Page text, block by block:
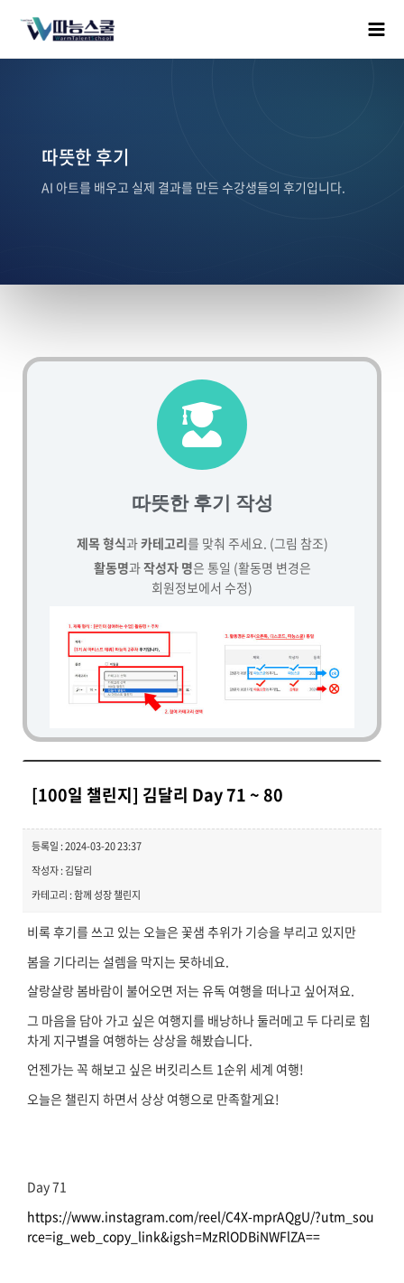
따뜻한 후기
AI 아트를 배우고 실제 결과를 만든 수강생들의 후기입니다.
따뜻한 후기 작성
제목 형식과카테고리를 맞춰 주세요. (그림 참조)
활동명과작성자 명은 통일 (활동명 변경은
회원정보에서 수정)
[100일 챌린지] 김달리 Day 71 ~ 80
등록일 : 2024-03-20 23:37
작성자 : 김달리
카테고리 : 함께 성장 챌린지
비록 후기를 쓰고 있는 오늘은 꽃샘 추위가 기승을 부리고 있지만
봄을 기다리는 설렘을 막지는 못하네요.
살랑살랑 봄바람이 불어오면 저는 유독 여행을 떠나고 싶어져요.
그 마음을 담아 가고 싶은 여행지를 배낭하나 둘러메고 두 다리로 힘
차게 지구별을 여행하는 상상을 해봤습니다.
언젠가는 꼭 해보고 싶은 버킷리스트 1순위 세계 여행!
오늘은 챌린지 하면서 상상 여행으로 만족할게요!
Day 71
https://www.instagram.com/reel/C4X-mprAQgU/?utm_sou
rce=ig_web_copy_link&igsh=MzRlODBiNWFlZA==